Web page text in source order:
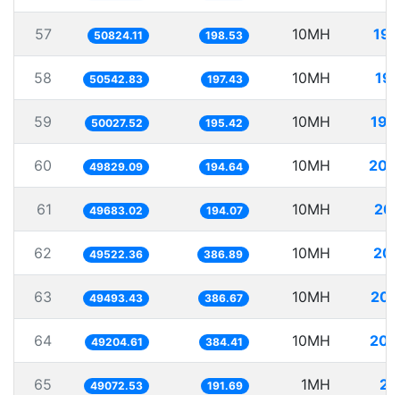
57 50824.11 198.53 10MH
58 50542.83 197.43 10MH
59 50027.52 195.42 10MH
60 49829.09 194.64 10MH
61 49683.02 194.07 10MH
62 49522.36 386.89 10MH
63 49493.43 386.67 10MH
64 49204.61 384.41 10MH
65 49072.53 191.69 1MH